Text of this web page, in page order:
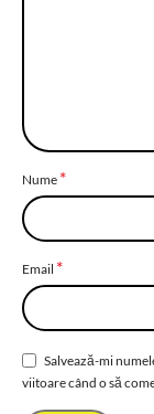
Nume *
Email *
Salvează-mi
viitoare când o să